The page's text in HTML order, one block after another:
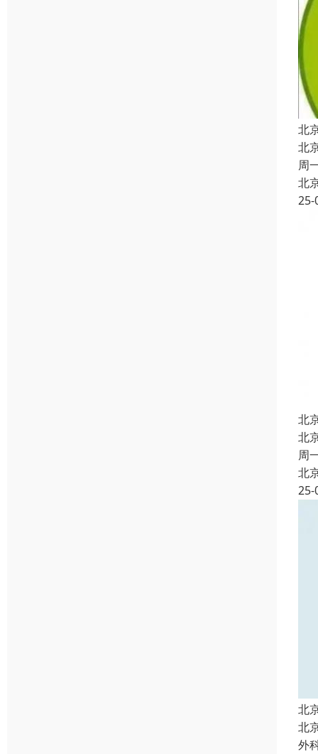
北
北
周
北
25-
北
北
周
北
25-
北
北
外